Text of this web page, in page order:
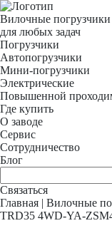
Вилочные погрузчики
для любых задач
Погрузчики
Автопогрузчики
Мини-погрузчики
Электрические
Повышенной
Где купить
О заводе
Сервис
Сотрудничество
Блог
Связаться
Главная | Вилочные
TRD35 4WD-YA-